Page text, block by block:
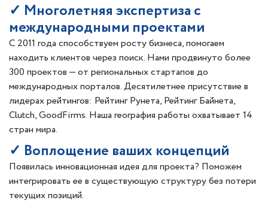
✓ Многолетняя экспертиза с
международными проектами
С 2011 года способствуем росту бизнеса, помогаем
находить клиентов через поиск. Нами продвинуто более
300 проектов — от региональных стартапов до
международных порталов. Десятилетнее присутствие в
лидерах рейтингов: Рейтинг Рунета, Рейтинг Байнета,
Clutch, GoodFirms. Наша география работы охватывает 14
стран мира.
✓ Воплощение ваших концепций
Появилась инновационная идея для проекта? Поможем
интегрировать ее в существующую структуру без потери
текущих позиций.